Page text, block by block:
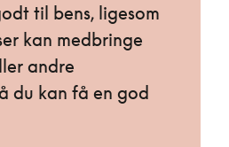
til bens, ligesom
kan medbringe
andre
du kan få en god